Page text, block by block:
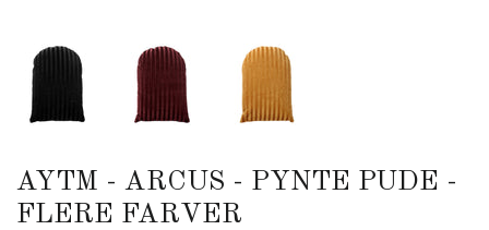
AYTM - ARCUS - PYNTE PUDE -
FLERE FARVER